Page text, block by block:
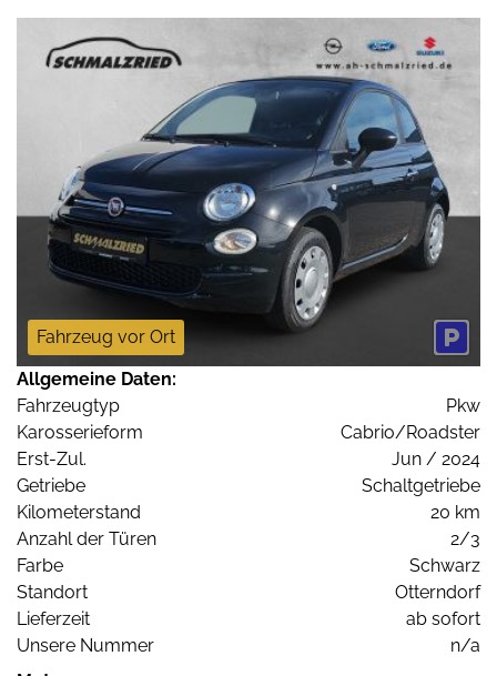
Fahrzeug vor Ort
Allgemeine Daten:
Fahrzeugtyp
Pkw
Karosserieform
Cabrio/Roadster
Erst-Zul.
Jun / 2024
Getriebe
Schaltgetriebe
Kilometerstand
20 km
Anzahl der Türen
2/3
Farbe
Schwarz
Standort
Otterndorf
Lieferzeit
ab sofort
Unsere Nummer
n/a